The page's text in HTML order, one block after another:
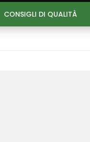
CONSIGLI DI QUALITÀ